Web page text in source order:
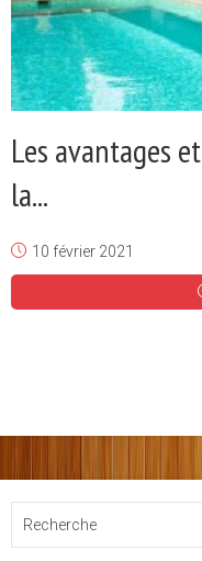
Les avantages
la...
10 février 2021